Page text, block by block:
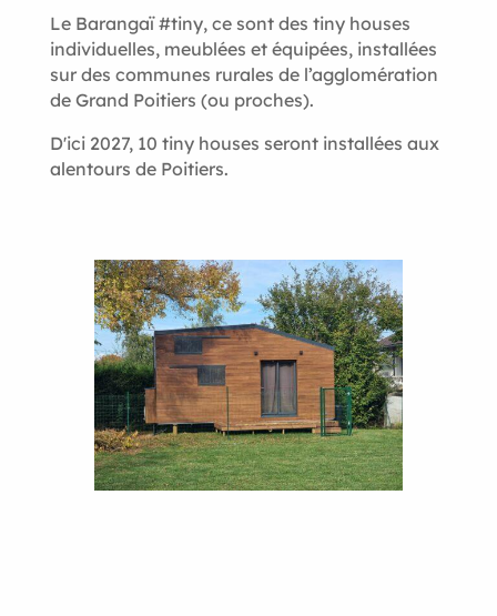
Le Barangaï #tiny, ce sont des tiny houses
individuelles, meublées et équipées, installées
sur des communes rurales de l’agglomération
de Grand Poitiers (ou proches).
D'ici 2027, 10 tiny houses seront installées aux
alentours de Poitiers.